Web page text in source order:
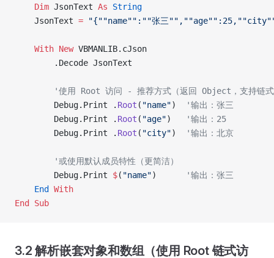
    Dim
JsonText As String
    JsonText
= "{""name"":""张三
    With New
VBMANLIB.cJson
        .Decode JsonText
'使用 Root 访问 - 推荐方式（返回 Object，支持链
        Debug.Print .
Root ( "name")
'输出：张三
        Debug.Print .
Root ( "age")
'输出：25
        Debug.Print .
Root ( "city") '输出：北京
        '或使用默认成员特性（更简洁）
        Debug.Print
$( "name")
'输出：张三
    End
With
End Sub
3.2 解析嵌套对象和数组（使用 Root 链式访